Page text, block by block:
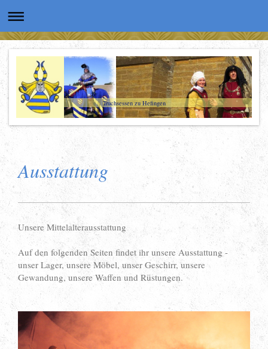
Truchsessen zu Hefingen
Ausstattung
Unsere Mittelalterausstattung
Auf den folgenden Seiten findet ihr unsere Ausstattung -
unser Lager, unsere Möbel, unser Geschirr, unsere
Gewandung, unsere Waffen und Rüstungen.